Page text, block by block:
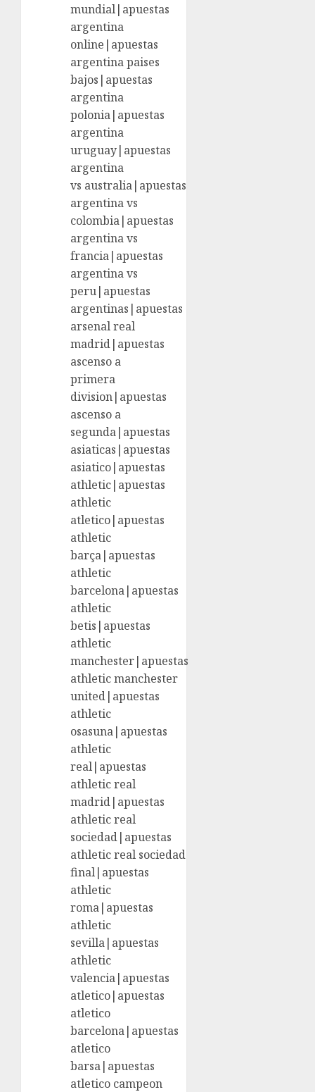
mundial|apuestas
argentina
online|apuestas
argentina paises
bajos|apuestas
argentina
polonia|apuestas
argentina
uruguay|apuestas
argentina
vs australia|apuestas
argentina vs
colombia|apuestas
argentina vs
francia|apuestas
argentina vs
peru|apuestas
argentinas|apuestas
arsenal real
madrid|apuestas
ascenso a
primera
division|apuestas
ascenso a
segunda|apuestas
asiaticas|apuestas
asiatico|apuestas
athletic|apuestas
athletic
atletico|apuestas
athletic
barça|apuestas
athletic
barcelona|apuestas
athletic
betis|apuestas
athletic
manchester|apuestas
athletic manchester
united|apuestas
athletic
osasuna|apuestas
athletic
real|apuestas
athletic real
madrid|apuestas
athletic real
sociedad|apuestas
athletic real sociedad
final|apuestas
athletic
roma|apuestas
athletic
sevilla|apuestas
athletic
valencia|apuestas
atletico|apuestas
atletico
barcelona|apuestas
atletico
barsa|apuestas
atletico campeon